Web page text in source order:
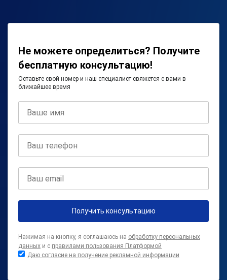
Не можете определиться? Получите
бесплатную консультацию!
Оставьте свой номер и наш специалист свяжется с вами в
ближайшее время
Получить консультацию
Нажимая на кнопку, я соглашаюсь на обработку персональных
данных и с правилами пользования Платформой
Даю согласие на получение рекламной информации